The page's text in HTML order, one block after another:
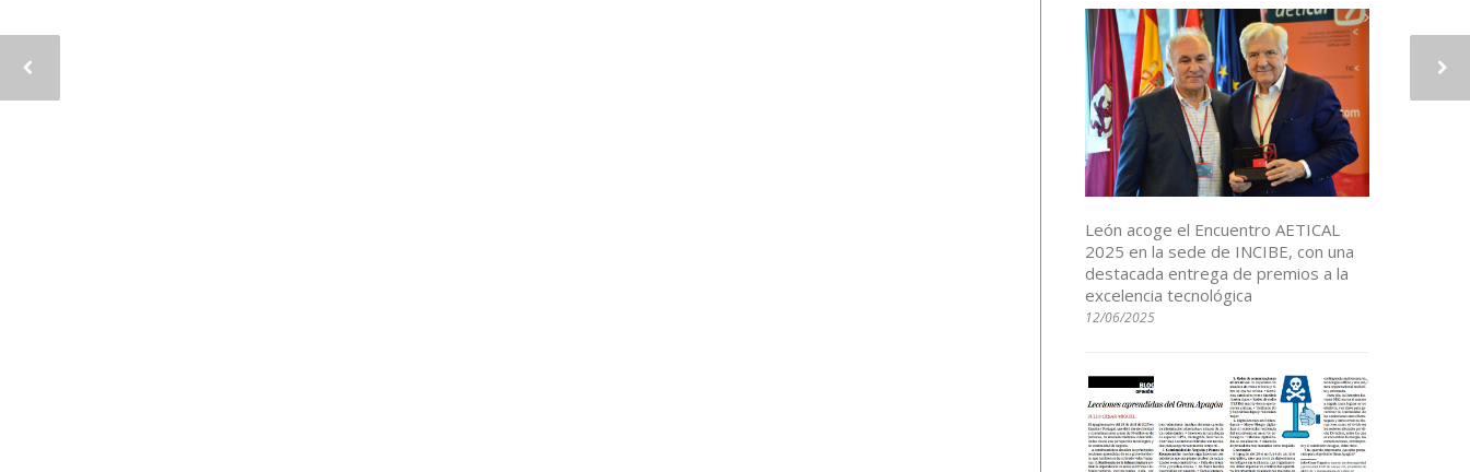
León acoge el Encuentro AETICAL
2025 en la sede de INCIBE, con una
destacada entrega de premios a la
excelencia tecnológica
12/06/2025